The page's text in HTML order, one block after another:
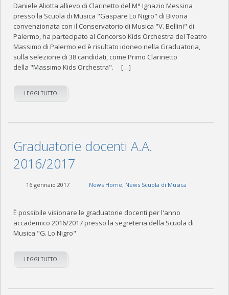
Daniele Aliotta allievo di Clarinetto del M° Ignazio Messina
presso la Scuola di Musica "Gaspare Lo Nigro" di Bivona
convenzionata con il Conservatorio di Musica "V. Bellini" di
Palermo, ha partecipato al Concorso Kids Orchestra del Teatro
Massimo di Palermo ed è risultato idoneo nella Graduatoria,
sulla selezione di 38 candidati, come Primo Clarinetto
della "Massimo Kids Orchestra". […]
LEGGI TUTTO
Graduatorie docenti A.A.
2016/2017
16 gennaio 2017 News Home, News Scuola di Musica
È possibile visionare le graduatorie docenti per l'anno
accademico 2016/2017 presso la segreteria della Scuola di
Musica "G. Lo Nigro"
LEGGI TUTTO